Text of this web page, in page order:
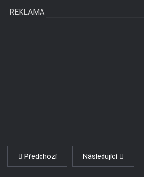
REKLAMA
Předchozí Následující